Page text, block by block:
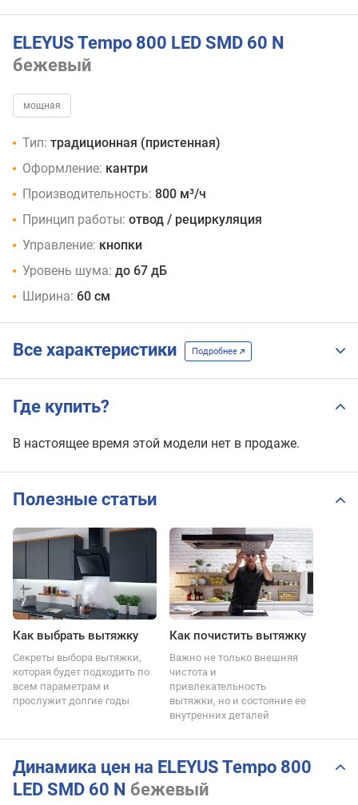
ELEYUS Tempo 800 LED SMD 60 N
бежевый
мощная
Тип: традиционная (пристенная)
Оформление: кантри
Производительность: 800 м³/ч
Принцип работы: отвод / рециркуляция
Управление: кнопки
Уровень шума: до 67 дБ
Ширина: 60 см
Все характеристики Подробнее
Где купить?
В настоящее время этой модели нет в продаже.
Полезные статьи
Как выбрать вытяжку
Секреты выбора вытяжки,
которая будет подходить по
всем параметрам и
прослужит долгие годы
Как почистить вытяжку
Важно не только внешняя
чистота и
привлекательность
вытяжки, но и состояние ее
внутренних деталей
Динамика цен на ELEYUS Tempo 800
LED SMD 60 N бежевый